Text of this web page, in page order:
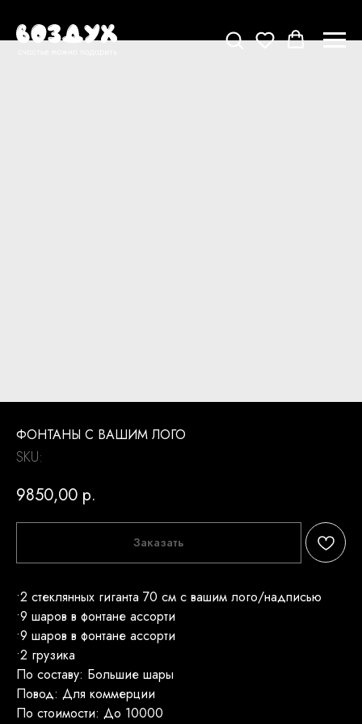
ФОНТАНЫ С ВАШИМ ЛОГО
SKU:
9850,00 р.
Заказать
•2 стеклянных гиганта 70 см с вашим лого/надписью
•9 шаров в фонтане ассорти
•9 шаров в фонтане ассорти
•2 грузика
По составу: Большие шары
Повод: Для коммерции
По стоимости: До 10000